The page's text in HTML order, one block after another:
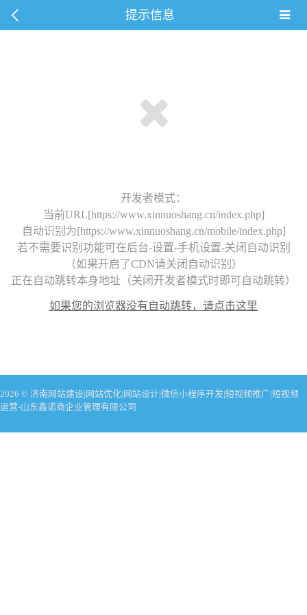
提示信息
开发者模式：
当前URL[https://www.xinnuoshang.cn/index.php]
自动识别为[https://www.xinnuoshang.cn/mobile/index.php]
若不需要识别功能可在后台-设置-手机设置-关闭自动识别
（如果开启了CDN请关闭自动识别）
正在自动跳转本身地址（关闭开发者模式时即可自动跳转）
如果您的浏览器没有自动跳转，请点击这里
2026 © 济南网站建设|网站优化|网站设计|微信小程序开发|短视频推广|短视频
运营-山东鑫诺商企业管理有限公司